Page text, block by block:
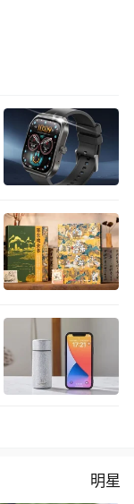
明星